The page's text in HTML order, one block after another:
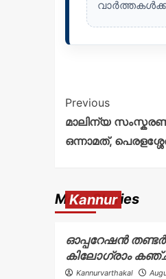
Previous
മാലിന്യ
ഒന്നാമത്,
More Stories
Kannur
ഓപ്പറേഷൻ
കിലോഗ്രാം
Kannurvarthakal